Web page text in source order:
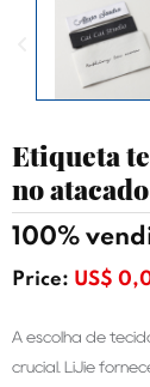
Etiqueta
no atacado
100%
Price: US$
A escolha de
crucial. LiJie